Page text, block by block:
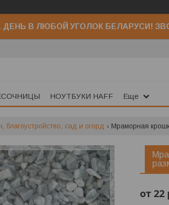
ДЕНЬ В ЛЮБОЙ УГОЛОК БЕЛАРУСИ!
НОУТБУКИ HAFF Еще
сад и огорд
от 22